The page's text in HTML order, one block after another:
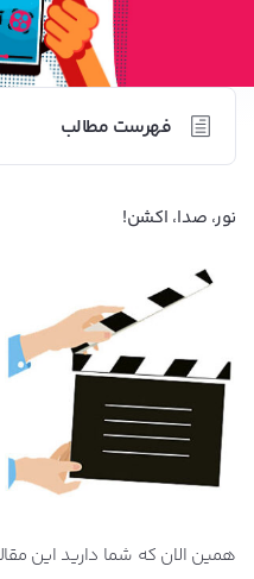
فهرست مطالب
آپارات واقعاً کجاست و چرا
چگونه از آپارات کسب درآمد
قدم اول؛ عضویت در آپارات
قدم دوم؛ فعالیت در آپارات
قدم سوم؛ درخواست
قدم چهارم؛ افزایش بازدید
نور، صدا، اکشن!
همین الان که شما دارید این